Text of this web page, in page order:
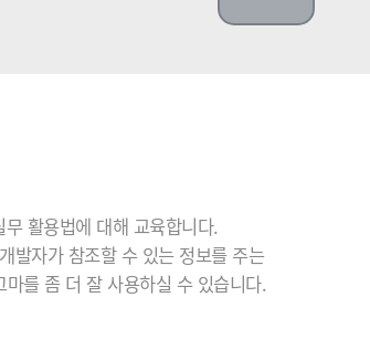
활용법에 대해 교육합니다.
발자가 참조할 수 있는 정보를 주는
를 좀 더 잘 사용하실 수 있습니다.